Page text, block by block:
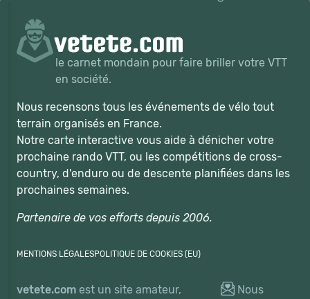
le carnet mondain pour faire briller votre VTT
en société.
Nous recensons tous les événements de vélo tout
terrain organisés en France.
Notre carte interactive vous aide à dénicher votre
prochaine rando VTT, ou les compétitions de cross-
country, d'enduro ou de descente planifiées dans les
prochaines semaines.
Partenaire de vos efforts depuis 2006.
MENTIONS LÉGALESPOLITIQUE DE COOKIES (EU)
vetete.com est un site amateur,
Nous